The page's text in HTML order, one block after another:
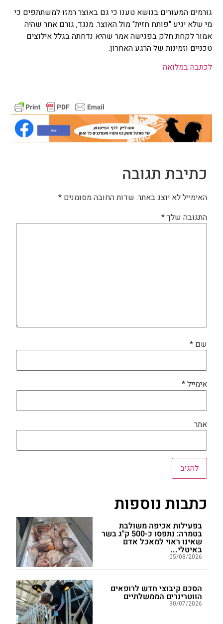
גורמים המעורים בנושא טענו כי גם באוצר רמזו למשתתפים כי
מי שלא יגיע "פותח חזית" מול האוצר. מנגד, גורם אחר שהיה
אמור לקחת חלק בפגישה אמר שהיא נדחתה בגלל אילוצים
טכניים וזמינות של הרגע האחרון.
לכתבה במלואה
כתיבת תגובה
האימייל לא יוצג באתר. שדות החובה מסומנים *
התגובה שלך*
שם *
אימייל*
אתר
כתבות נוספות
בפעילות אכיפה משולבת
בטמרה: נתפסו כ-500 ק"ג בשר
שאינו ראוי למאכל אדם
באיטלי...
05/08/2026
הסכם קיבוצי חדש לרופאים
הווטרינרים הממשלתיים
30/07/2026